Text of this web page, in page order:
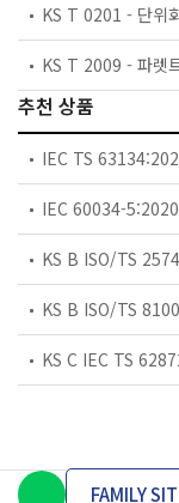
KS T 0201 - 단위
KS T 2009 - 파렛
추천 상품
FAMILY